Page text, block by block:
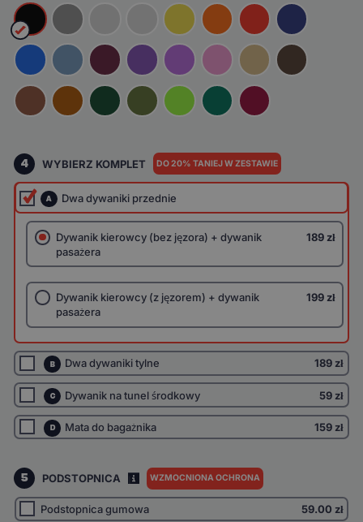
4 WYBIERZ KOMPLET DO 20% TANIEJ W ZESTAWIE
A Dwa dywaniki przednie
Dywanik kierowcy (bez jęzora) + dywanik
pasażera
189 zł
Dywanik kierowcy (z jęzorem) + dywanik
pasażera
199 zł
B Dwa dywaniki tylne 189 zł
C Dywanik na tunel środkowy 59 zł
D Mata do bagażnika 159 zł
5 PODSTOPNICA WZMOCNIONA OCHRONA
Podstopnica gumowa 59.00 zł